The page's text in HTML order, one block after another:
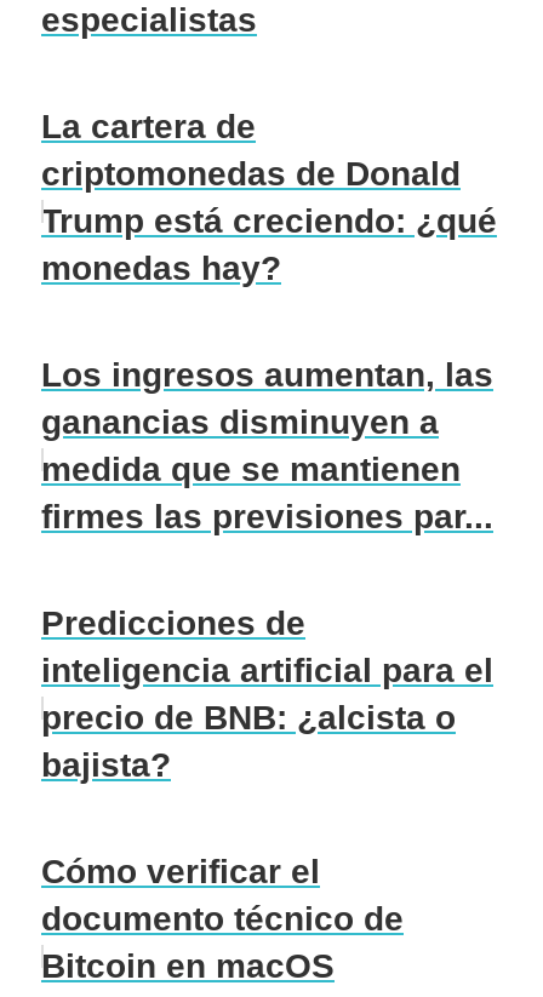
especialistas
La cartera de
criptomonedas de Donald
Trump está creciendo: ¿qué
monedas hay?
Los ingresos aumentan, las
ganancias disminuyen a
medida que se mantienen
firmes las previsiones par...
Predicciones de
inteligencia artificial para el
precio de BNB: ¿alcista o
bajista?
Cómo verificar el
documento técnico de
Bitcoin en macOS